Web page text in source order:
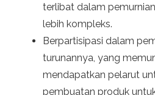
terlibat dalam
lebih kompleks.
Berpartisipasi dalam
turunannya, yang
mendapatkan pelarut
pembuatan produk